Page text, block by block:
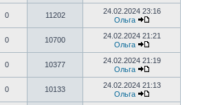
0 11202
24.02.2024 23:16
Ольга
0 10700
24.02.2024 21:21
Ольга
0 10377
24.02.2024 21:19
Ольга
0 10133
24.02.2024 21:13
Ольга